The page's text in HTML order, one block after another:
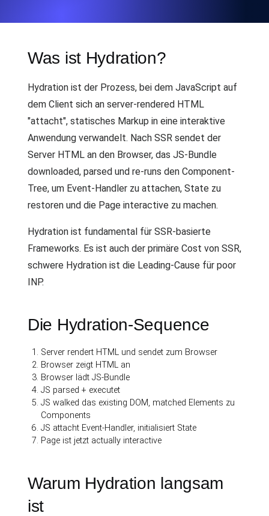
Was ist Hydration?
Hydration ist der Prozess, bei dem JavaScript auf
dem Client sich an server-rendered HTML
"attacht", statisches Markup in eine interaktive
Anwendung verwandelt. Nach SSR sendet der
Server HTML an den Browser, das JS-Bundle
downloaded, parsed und re-runs den Component-
Tree, um Event-Handler zu attachen, State zu
restoren und die Page interactive zu machen.
Hydration ist fundamental für SSR-basierte
Frameworks. Es ist auch der primäre Cost von SSR,
schwere Hydration ist die Leading-Cause für poor
INP.
Die Hydration-Sequence
Server rendert HTML und sendet zum Browser
Browser zeigt HTML an
Browser lädt JS-Bundle
JS parsed + executet
JS walked das existing DOM, matched Elements zu
Components
JS attacht Event-Handler, initialisiert State
Page ist jetzt actually interactive
Warum Hydration langsam
ist